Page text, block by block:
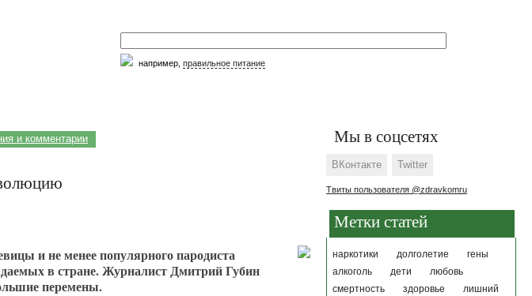
например, правильное питание
Мы в соцсетях
ВКонтакте Twitter
Твиты пользователя @zdravkomru
Метки статей
наркотики долголетие
гены
алкоголь
дети
любовь
смертность
здоровье
лишний
и комментарии
и не менее популярного пародиста
в стране. Журналист Дмитрий Губин
перемены.